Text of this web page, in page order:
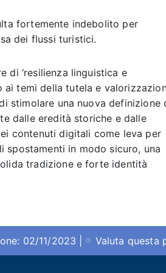
fortemente indebolito per
dei flussi turistici.
di ‘resilienza linguistica e
ai temi della tutela e
stimolare una nuova definizione
dalle eredità storiche e dalle
contenuti digitali come leva per
spostamenti in modo sicuro, una
tradizione e forte identità
02/11/2023 | Valuta questa